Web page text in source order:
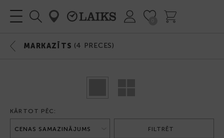
MARKAZĪTS (4 PRECES)
KĀRTOT PĒC:
FILTRĒT